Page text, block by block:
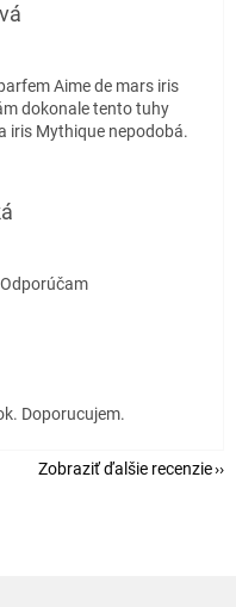
z 5 hviezdičiek.
Aime de mars iris
dokonale tento tuhy
iris Mythique nepodobá.
z 5 hviezdičiek.
z 5 hviezdičiek.
Doporucujem.
Zobraziť ďalšie recenzie